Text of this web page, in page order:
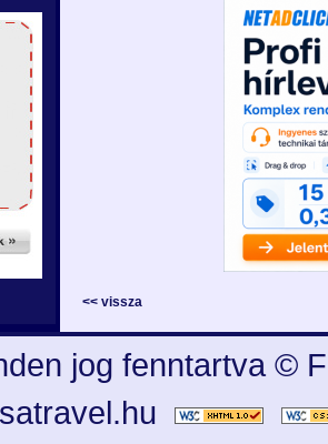
<< vissza
jog fenntartva ©